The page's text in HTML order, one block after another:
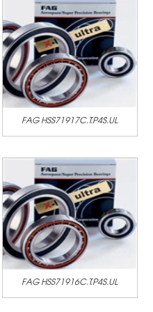
FAG HSS71917C.T.P4S.UL
FAG HSS71916C.T.P4S.UL